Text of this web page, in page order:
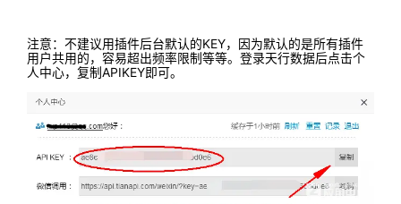
注意：不建议用插件后台默认的KEY，因为默认的是所有插件
用户共用的，容易超出频率限制等等。登录天行数据后点击个
人中心，复制APIKEY即可。